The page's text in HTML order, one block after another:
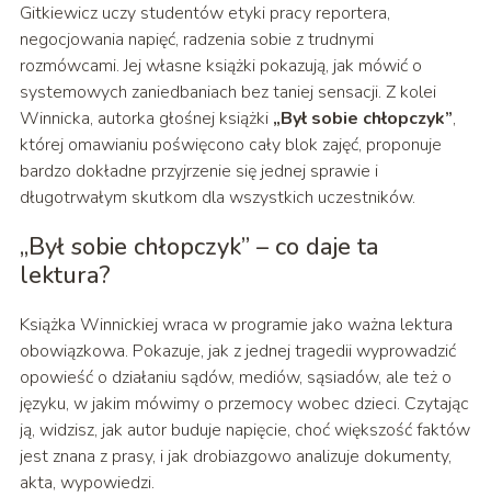
Gitkiewicz uczy studentów etyki pracy reportera,
negocjowania napięć, radzenia sobie z trudnymi
rozmówcami. Jej własne książki pokazują, jak mówić o
systemowych zaniedbaniach bez taniej sensacji. Z kolei
Winnicka, autorka głośnej książki „Był sobie chłopczyk”,
której omawianiu poświęcono cały blok zajęć, proponuje
bardzo dokładne przyjrzenie się jednej sprawie i
długotrwałym skutkom dla wszystkich uczestników.
„Był sobie chłopczyk” – co daje ta
lektura?
Książka Winnickiej wraca w programie jako ważna lektura
obowiązkowa. Pokazuje, jak z jednej tragedii wyprowadzić
opowieść o działaniu sądów, mediów, sąsiadów, ale też o
języku, w jakim mówimy o przemocy wobec dzieci. Czytając
ją, widzisz, jak autor buduje napięcie, choć większość faktów
jest znana z prasy, i jak drobiazgowo analizuje dokumenty,
akta, wypowiedzi.